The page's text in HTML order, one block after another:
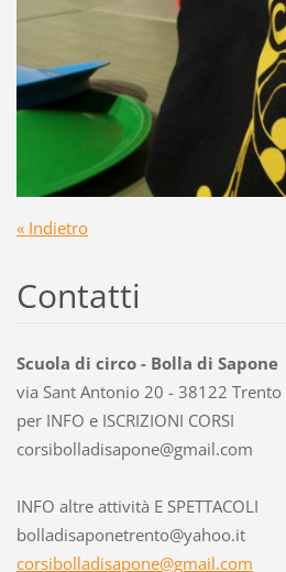
« Indietro
Contatti
Scuola di circo - Bolla di Sapone
via Sant Antonio 20 - 38122 Trento
per INFO e ISCRIZIONI CORSI
corsibolladisapone@gmail.com
INFO altre attività E SPETTACOLI
bolladisaponetrento@yahoo.it
corsibolladisapone@gmail.com